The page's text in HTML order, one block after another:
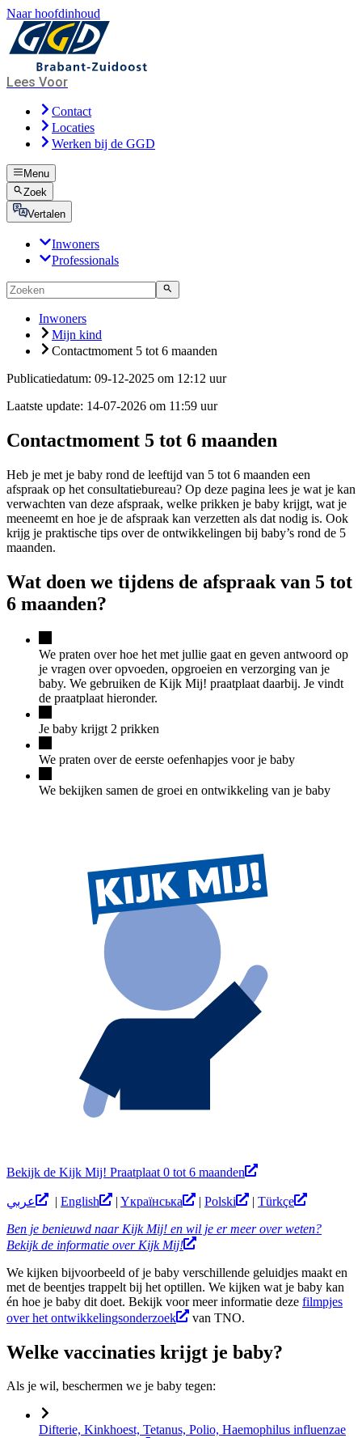
Naar hoofdinhoud
Lees Voor
Contact
Locaties
Werken bij de GGD
Menu
Zoek
Vertalen
Inwoners
Professionals
Inwoners
Mijn kind
Contactmoment 5 tot 6 maanden
Publicatiedatum: 09-12-2025 om 12:12 uur
Laatste update: 14-07-2026 om 11:59 uur
Contactmoment 5 tot 6 maanden
Heb je met je baby rond de leeftijd van 5 tot 6 maanden een
afspraak op het consultatiebureau? Op deze pagina lees je wat je kan
verwachten van deze afspraak, welke prikken je baby krijgt, wat je
meeneemt en hoe je de afspraak kan verzetten als dat nodig is. Ook
krijg je praktische tips over de ontwikkelingen bij baby’s rond de 5
maanden.
Wat doen we tijdens de afspraak van 5 tot
6 maanden?
We praten over hoe het met jullie gaat en geven antwoord op
je vragen over opvoeden, opgroeien en verzorging van je
baby. We gebruiken de Kijk Mij! praatplaat daarbij. Je vindt
de praatplaat hieronder.
Je baby krijgt 2 prikken
We praten over de eerste oefenhapjes voor je baby
We bekijken samen de groei en ontwikkeling van je baby
Bekijk de Kijk Mij! Praatplaat 0 tot 6 maanden
عربي | English | Yкраїнська | Polski | Türkçe
Ben je benieuwd naar Kijk Mij! en wil je er meer over weten?
Bekijk de informatie over Kijk Mij!
We kijken bijvoorbeeld of je baby verschillende geluidjes maakt en
met de beentjes trappelt bij het optillen. We kijken wat je baby kan
én hoe je baby dit doet. Bekijk voor meer informatie deze filmpjes
over het ontwikkelingsonderzoek
van TNO.
Welke vaccinaties krijgt je baby?
Als je wil, beschermen we je baby tegen:
Difterie, Kinkhoest, Tetanus, Polio, Haemophilus influenzae